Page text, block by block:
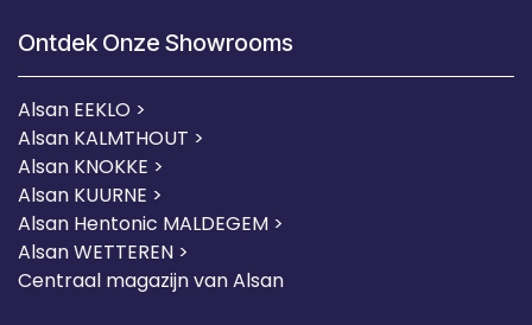
Ontdek Onze Showrooms
Alsan EEKLO >
Alsan KALMTHOUT >
Alsan KNOKKE >
Alsan KUURNE >
Alsan Hentonic MALDEGEM >
Alsan WETTEREN >
Centraal magazijn van Alsan